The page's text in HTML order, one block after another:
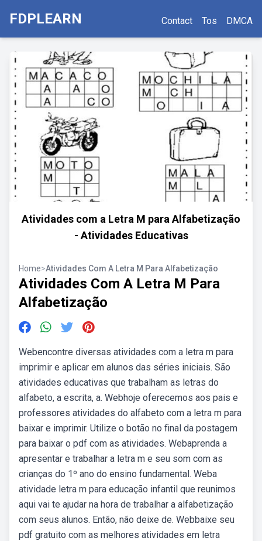
FDPLEARN Contact Tos DMCA
Atividades com a Letra M para Alfabetização
- Atividades Educativas
Home>Atividades Com A Letra M Para Alfabetização
Atividades Com A Letra M Para
Alfabetização
Webencontre diversas atividades com a letra m para
imprimir e aplicar em alunos das séries iniciais. São
atividades educativas que trabalham as letras do
alfabeto, a escrita, a. Webhoje oferecemos aos pais e
professores atividades do alfabeto com a letra m para
baixar e imprimir. Utilize o botão no final da postagem
para baixar o pdf com as atividades. Webaprenda a
apresentar e trabalhar a letra m e seu som com as
crianças do 1º ano do ensino fundamental. Weba
atividade letra m para educação infantil que reunimos
aqui vai te ajudar na hora de trabalhar a alfabetização
com seus alunos. Então, não deixe de. Webbaixe seu
pdf gratuito com as melhores atividades em letra